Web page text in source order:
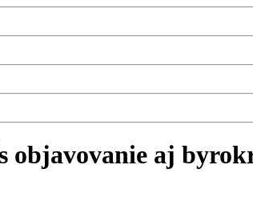
objavovanie aj